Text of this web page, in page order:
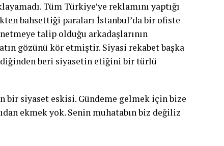
Tüm Türkiye’ye reklamını yaptığı
bahsettiği paraları İstanbul’da bir ofiste
talip olduğu arkadaşlarının
gözünü kör etmiştir. Siyasi rekabet başka
beri siyasetin etiğini bir türlü
bir siyaset eskisi. Gündeme gelmek için bize
ekmek yok. Senin muhatabın biz değiliz